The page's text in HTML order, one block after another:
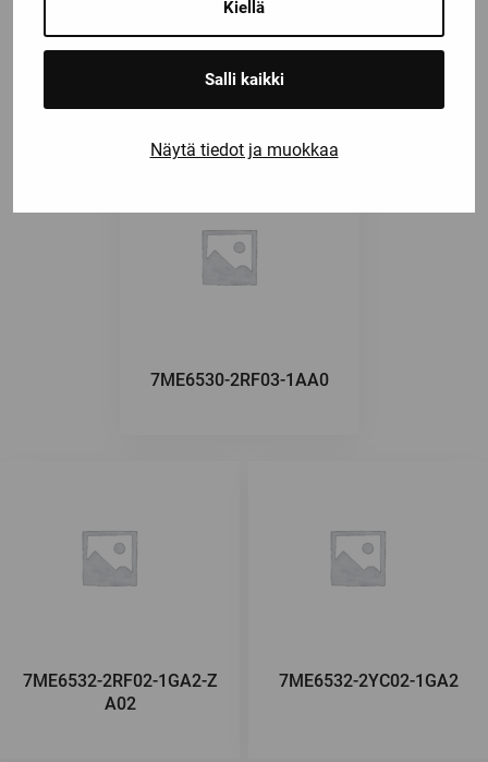
Kiellä
Salli kaikki
Näytä tiedot ja muokkaa
7ME6532-4HC03-1JA2-Z
7ME6530-2RF03-1AA0
7ME6532-2RF02-1GA2-Z
A02
7ME6532-2YC02-1GA2